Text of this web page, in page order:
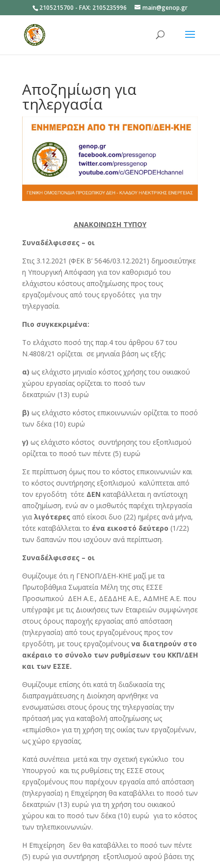
2105215700 - FAX: 2105235996 main@genop.gr
Αποζημίωση για
τηλεργασία
ΑΝΑΚΟΙΝΩΣΗ ΤΥΠΟΥ
Συναδέλφισσες – οι
Στις 3.12.2021 (ΦΕΚ Β’ 5646/03.12.2021) δημοσιεύτηκε
η Υπουργική Απόφαση για τον καθορισμό του
ελάχιστου κόστους αποζημίωσης προς τους
εργαζομένους από τους εργοδότες για την
τηλεργασία.
Πιο συγκεκριμένα:
Το ελάχιστο ποσό της παρ.4 του άρθρου 67 του
Ν.4808/21 ορίζεται σε μηνιαία βάση ως εξής:
α) ως ελάχιστο μηνιαίο κόστος χρήσης του οικιακού
χώρου εργασίας ορίζεται το ποσό των
δεκατριών (13) ευρώ
β) ως ελάχιστο κόστος επικοινωνιών ορίζεται το ποσό
των δέκα (10) ευρώ
γ) ως ελάχιστο κόστος συντήρησης του εξοπλισμού
ορίζεται το ποσό των πέντε (5) ευρώ
Σε περίπτωση όμως που το κόστος επικοινωνιών και
το κόστος συντήρησης εξοπλισμού καλύπτεται από
τον εργοδότη τότε ΔΕΝ καταβάλλεται η αντίστοιχη
αποζημίωση, ενώ αν ο μισθωτός παρέχει τηλεργασία
γιαλιγότερεςαπό είκοσι δυο (22) ημέρες ανά μήνα,
τότε καταβάλλεται το ένα εικοστό δεύτερο (1/22)
των δαπανών που ισχύουν ανά περίπτωση.
Συναδέλφισσες – οι
Θυμίζουμε ότι η ΓΕΝΟΠ/ΔΕΗ-ΚΗΕ μαζί με τα
Πρωτοβάθμια Σωματεία Μέλη της στις ΕΣΣΕ
Προσωπικού ΔΕΗ Α.Ε., ΔΕΔΔΗΕ Α.Ε., ΑΔΜΗΕ Α.Ε. που
υπέγραψε με τις Διοικήσεις των Εταιρειών συμφώνησε
στους όρους παροχής εργασίας από απόσταση
(τηλεργασία) από τους εργαζομένους προς τον
εργοδότη, με τους εργαζομένους να διατηρούν στο
ακέραιο το σύνολο των ρυθμίσεων του ΚΚΠ/ΔΕΗ
και των ΕΣΣΕ.
Θυμίζουμε επίσης ότι κατά τη διαδικασία της
διαπραγμάτευσης η Διοίκηση αρνήθηκε να
ενσωματώσει στους όρους της τηλεργασίας την
πρότασή μας για καταβολή αποζημίωσης ως
«επιμίσθιο» για τη χρήση της οικίας των εργαζομένων,
ως χώρο εργασίας.
Κατά συνέπεια μετά και την σχετική εγκύκλιο του
Υπουργού και τις ρυθμίσεις της ΕΣΣΕ στους
εργαζομένους που παρέχουν εργασία από απόσταση
(τηλεργασία) η Επιχείρηση θα καταβάλλει το ποσό των
δεκατριών (13) ευρώ για τη χρήση του οικιακού
χώρου και το ποσό των δέκα (10) ευρώ για το κόστος
των τηλεπικοινωνιών.
Η Επιχείρηση δεν θα καταβάλλει το ποσό των πέντε
(5) ευρώ για συντήρηση εξοπλισμού αφού βάσει της